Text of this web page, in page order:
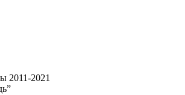
2011-2021